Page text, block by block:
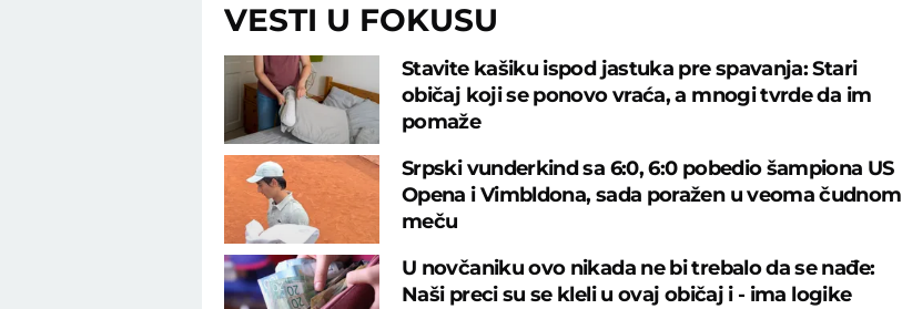
VESTI U FOKUSU
Stavite kašiku ispod jastuka pre spavanja: Stari
običaj koji se ponovo vraća, a mnogi tvrde da im
pomaže
Srpski vunderkind sa 6:0, 6:0 pobedio šampiona US
Opena i Vimbldona, sada poražen u veoma čudnom
meču
U novčaniku ovo nikada ne bi trebalo da se nađe:
Naši preci su se kleli u ovaj običaj i - ima logike